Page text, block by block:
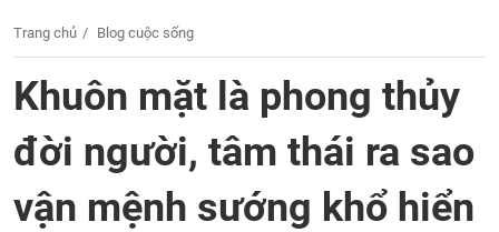
Trang chủ Blog cuộc sống
Khuôn mặt là phong thủy
đời người, tâm thái ra sao
vận mệnh sướng khổ hiển